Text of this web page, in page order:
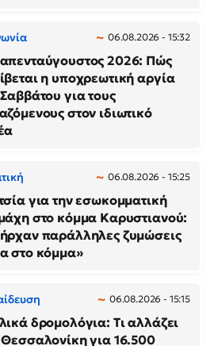
06.08.2026 - 15:32
2026: Πώς
η υποχρεωτική αργία
για τους
στον ιδιωτικό
06.08.2026 - 15:25
για την εσωκομματική
στο κόμμα Καρυστιανού:
παράλληλες ζυμώσεις
στο κόμμα»
06.08.2026 - 15:15
δρομολόγια: Τι αλλάζει
για 16.500